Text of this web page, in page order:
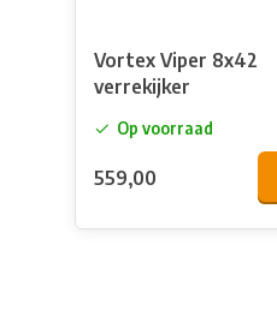
Vortex Viper 8x42
verrekijker
Op voorraad
559,00